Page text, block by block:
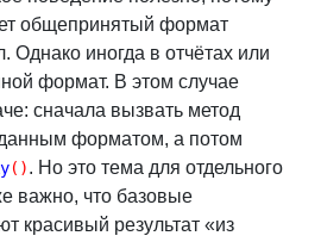
общепринятый формат
Однако иногда в отчётах или
формат. В этом случае
сначала вызвать метод
форматом, а потом
( ). Но это тема для отдельного
важно, что базовые
красивый результат «из